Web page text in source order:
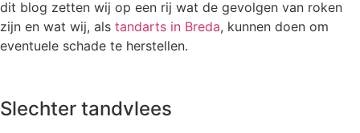
dit blog zetten wij op een rij wat de gevolgen van roken
zijn en wat wij, als tandarts in Breda, kunnen doen om
eventuele schade te herstellen.
Slechter tandvlees